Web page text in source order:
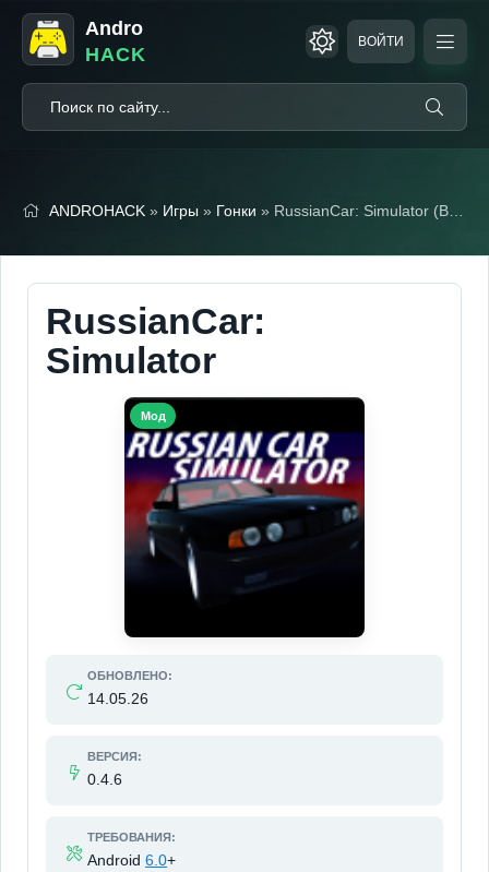
Andro
HACK
ВОЙТИ
ANDROHACK » Игры » Гонки » RussianCar: Simulator (Встроенный кэш)
RussianCar:
Simulator
ОБНОВЛЕНО:
14.05.26
ВЕРСИЯ:
0.4.6
ТРЕБОВАНИЯ:
Android 6.0+
Мод